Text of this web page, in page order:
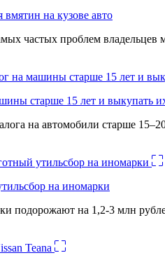
на кузове авто
частых проблем
старше 15 лет и выкупать
на автомобили старше
на иномарки
подорожают на 1,2-3 млн